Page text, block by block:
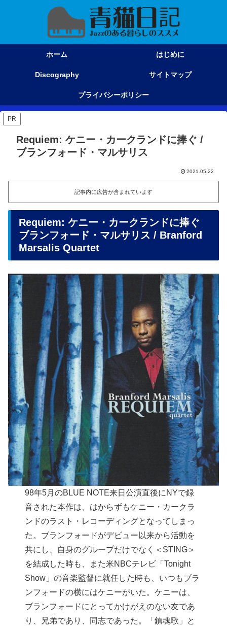
ホーム はじめに
Discography サイトマップ
プライバシーポリシー
PR
Requiem: ケニー・カークランドに捧ぐ /
ブランフォード・マルサリス
2021.05.22
記事内に広告が含まれています
Requiem: ケニー・カークランドに捧ぐ
ブランフォード・マルサリス / Branford
Marsalis Quartet
98年5月のBLUE NOTE来日公演直後にNYで録
音された本作は、はからずもケニー・カークラ
ンドのラスト・レコーディングとなってしまっ
た。ブランフォードがデビュー以来から活動を
共にし、自身のグループだけでなく＜STING＞
を結成した時も、また米NBCテレビ「Tonight
Show」の音楽監督に就任した時も、いつもブラ
ンフォードの横にはケニーがいた。ケニーは、
ブランフォードにとってかけがえのない友であ
り、兄弟であり、同志であった。「鎮魂歌」と